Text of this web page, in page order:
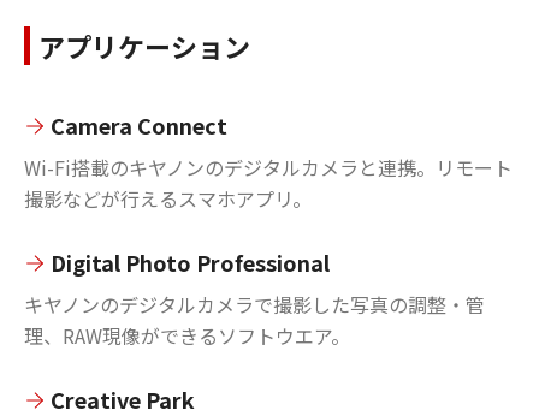
アプリケーション
Camera Connect
Wi-Fi搭載のキヤノンのデジタルカメラと連携。リモート
撮影などが行えるスマホアプリ。
Digital Photo Professional
キヤノンのデジタルカメラで撮影した写真の調整・管
理、RAW現像ができるソフトウエア。
Creative Park